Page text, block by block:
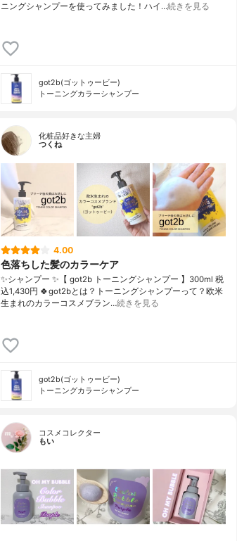
ニングシャンプーを使ってみました！ハイ…続きを見る
got2b(ゴットゥービー)
トーニングカラーシャンプー
化粧品好きな主婦
つくね
4.00
色落ちした髪のカラーケア
✨シャンプー ✨【 got2b トーニングシャンプー 】300ml 税
込1,430円 🍀got2bとは？トーニングシャンプーって？欧米
生まれのカラーコスメブラン…続きを見る
got2b(ゴットゥービー)
トーニングカラーシャンプー
コスメコレクター
もい